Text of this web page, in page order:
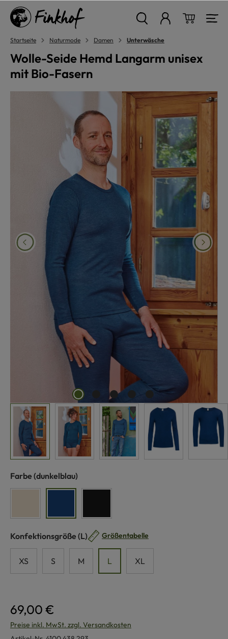
springen
Startseite Naturmode Damen Unterwäsche
Wolle-Seide Hemd Langarm unisex
mit Bio-Fasern
Farbe auswählen
(dunkelblau)
Konfektionsgröße auswählen
(L) Größentabelle
XS S M L XL
69,00 €
Preise inkl. MwSt. zzgl. Versandkosten